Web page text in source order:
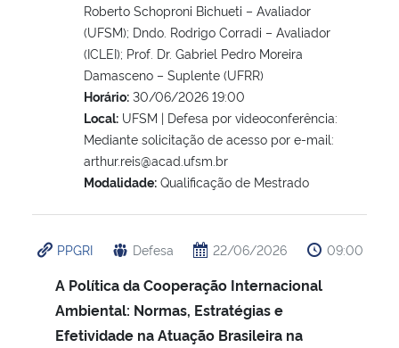
Ministério do Turismo
Ministério do Desenvolvimento Regional
Controladoria-Geral da União
Ministério da Mulher, da Família e dos Direitos Humanos
Secretaria de Governo
Gabinete de Segurança Institucional
Roberto Schoproni Bichueti – Avaliador
(UFSM); Dndo. Rodrigo Corradi – Avaliador
(ICLEI); Prof. Dr. Gabriel Pedro Moreira
Damasceno – Suplente (UFRR)
Horário: 30/06/2026 19:00
Local: UFSM | Defesa por videoconferência:
Mediante solicitação de acesso por e-mail:
arthur.reis@acad.ufsm.br
Modalidade: Qualificação de Mestrado
PPGRI Defesa 22/06/2026 09:00
A Política da Cooperação Internacional
Ambiental: Normas, Estratégias e
Efetividade na Atuação Brasileira na